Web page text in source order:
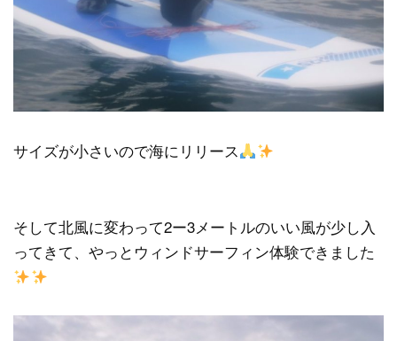
サイズが小さいので海にリリース
そして北風に変わって2ー3メートルのいい風が少し入
ってきて、やっとウィンドサーフィン体験できました